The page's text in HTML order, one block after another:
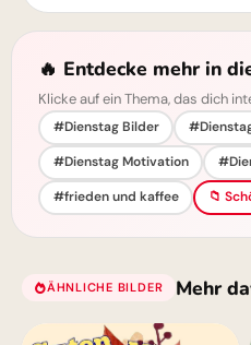
🔥 Entdecke mehr in
Klicke auf ein Thema, das dich
#Dienstag Bilder
#Dienstag Motivation
#frieden und kaffee
📁
ÄHNLICHE BILDER Mehr